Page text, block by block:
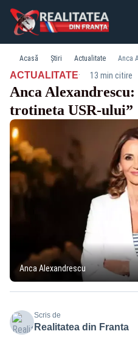
Acasă Știri Actualitate
ACTUALITATE· 13 min citire
Anca
trotineta USR-ului”
Anca Alexandrescu
Scris de
Realitatea din Franta